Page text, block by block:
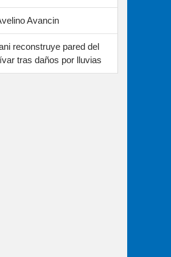
Avancin
reconstruye pared del
tras daños por lluvias